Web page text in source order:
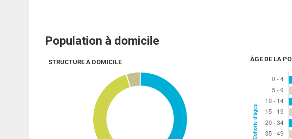
Population à domicile
STRUCTURE À DOMICILE ÂGE DE LA